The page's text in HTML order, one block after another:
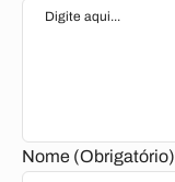
Nome (Obrigatório)